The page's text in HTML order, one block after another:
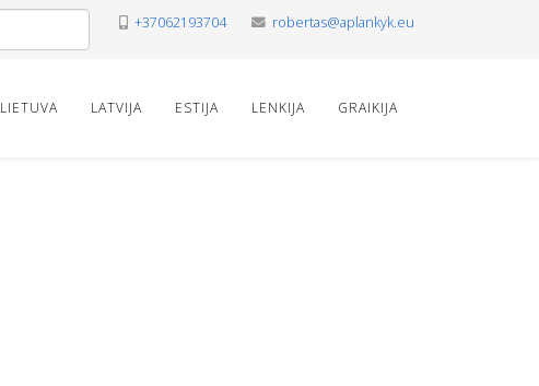
+37062193704 robertas@aplankyk.eu
LIETUVA LATVIJA ESTIJA LENKIJA GRAIKIJA